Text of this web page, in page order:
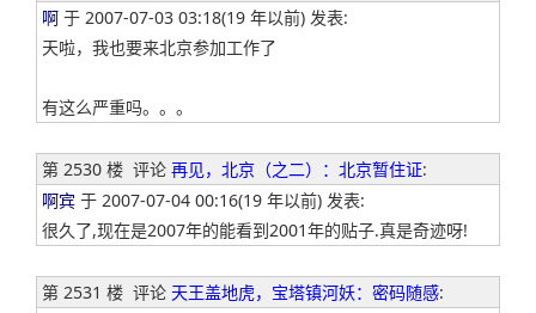
啊 于 2007-07-03 03:18(19 年以前) 发表:
天啦，我也要来北京参加工作了
有这么严重吗。。。
第 2530 楼 评论 再见，北京（之二）：北京暂住证:
啊宾 于 2007-07-04 00:16(19 年以前) 发表:
很久了,现在是2007年的能看到2001年的贴子.真是奇迹呀!
第 2531 楼 评论 天王盖地虎，宝塔镇河妖：密码随感: